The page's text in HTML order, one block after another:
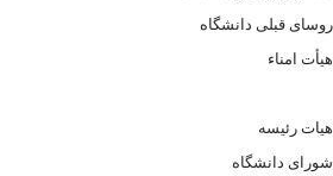
روسای قبلی دانشگاه
هیأت امناء
هیات رئیسه
شورای دانشگاه